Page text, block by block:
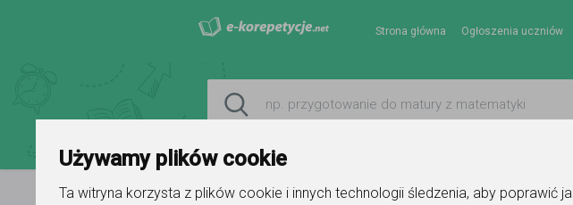
Używamy plików cookie
Ta witryna korzysta z plików cookie i innych technologii śledzenia, aby poprawić
Strona główna Ogłoszenia uczniów